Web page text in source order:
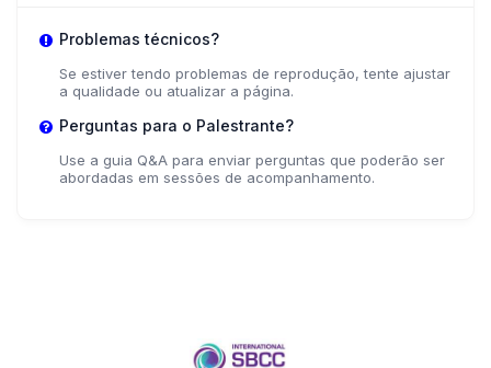
Problemas técnicos?
Se estiver tendo problemas de reprodução, tente ajustar
a qualidade ou atualizar a página.
Perguntas para o Palestrante?
Use a guia Q&A para enviar perguntas que poderão ser
abordadas em sessões de acompanhamento.